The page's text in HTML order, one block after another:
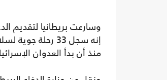
وسارعت بريطانيا لتقديم
إنه سجل 33
منذ أن بدأ العدوان